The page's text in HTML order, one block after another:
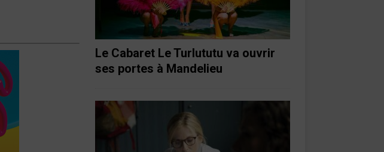
Le Cabaret Le Turlututu va ouvrir
ses portes à Mandelieu